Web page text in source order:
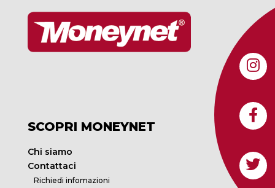
SCOPRI MONEYNET
Chi siamo
Contattaci
Richiedi infomazioni